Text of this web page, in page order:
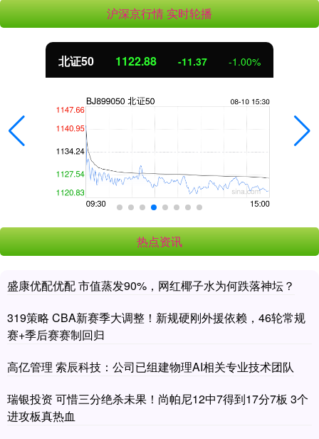
沪深京行情 实时轮播
北证50 1122.88 -11.37 -1.00%
热点资讯
盛康优配优配 市值蒸发90%，网红椰子水为何跌落神坛？
319策略 CBA新赛季大调整！新规硬刚外援依赖，46轮常规
赛+季后赛赛制回归
高亿管理 索辰科技：公司已组建物理AI相关专业技术团队
瑞银投资 可惜三分绝杀未果！尚帕尼12中7得到17分7板 3个
进攻板真热血